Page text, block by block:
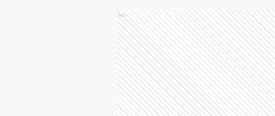
Ads